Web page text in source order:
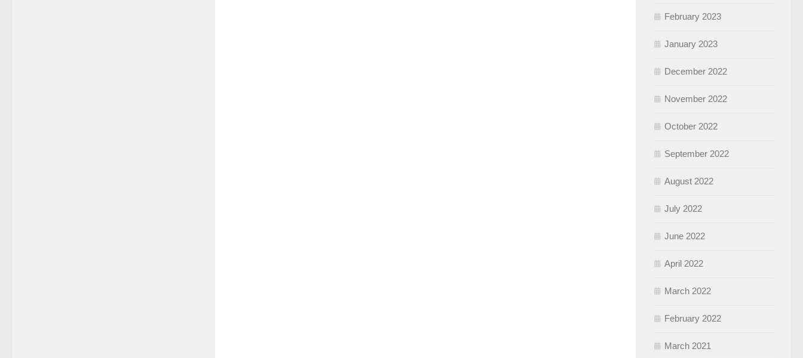
February 2023
January 2023
December 2022
November 2022
October 2022
September 2022
August 2022
July 2022
June 2022
April 2022
March 2022
February 2022
March 2021